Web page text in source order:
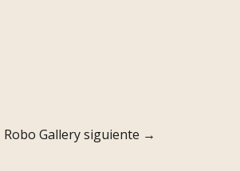
Robo Gallery siguiente →